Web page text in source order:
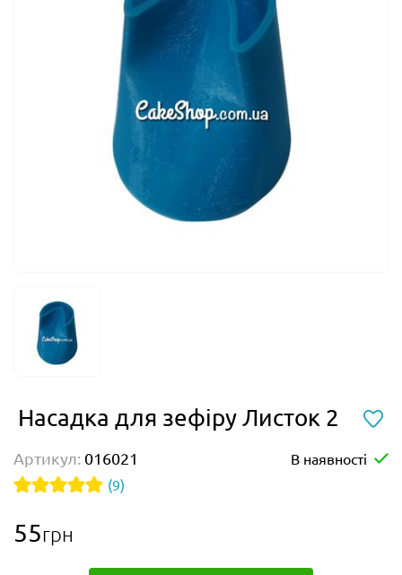
Насадка для зефіру Листок 2
Артикул: 016021
В наявності
(9)
55грн